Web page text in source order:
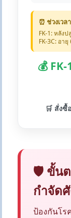
⏰ ช่วงเวล
FK-1: หลัง
FK-3C: อา
💰
🛒 สั่งซื้
🛡️ ขั้น
กำจัด
ป้องกันโร